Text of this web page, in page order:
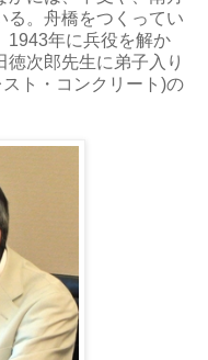
る。舟橋をつくってい
1943年に兵役を解か
次郎先生に弟子入り
ト・コンクリート)の